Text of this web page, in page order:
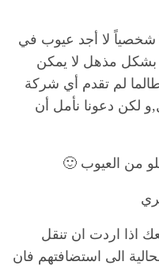
شخصياً لا أجد عيوب في
بشكل مذهل لا يمكن
لم تقدم أي شركة
لكن دعونا نأمل أن
من العيوب 🙂
اذا اردت ان تنقل
الى استضافتهم فان